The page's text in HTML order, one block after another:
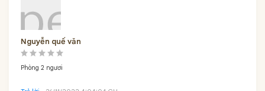
Nguyễn quế văn
Phòng 2 ngươi